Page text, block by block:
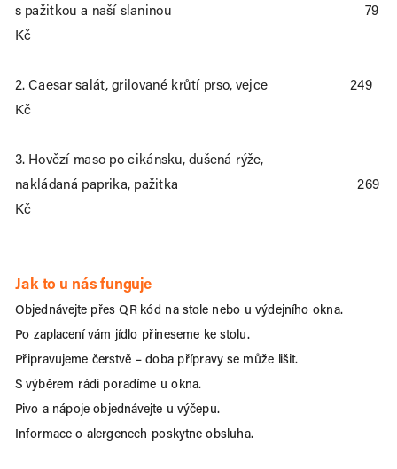
s pažitkou a naší slaninou                                                    79
Kč
2. Caesar salát, grilované krůtí prso, vejce                      249
Kč
3. Hovězí maso po cikánsku, dušená rýže,
nakládaná paprika, pažitka                                                269
Kč
Jak to u nás funguje
Objednávejte přes QR kód na stole nebo u výdejního okna.
Po zaplacení vám jídlo přineseme ke stolu.
S výběrem rádi poradíme u okna.
Pivo a nápoje objednávejte u výčepu.
Informace o alergenech poskytne obsluha.